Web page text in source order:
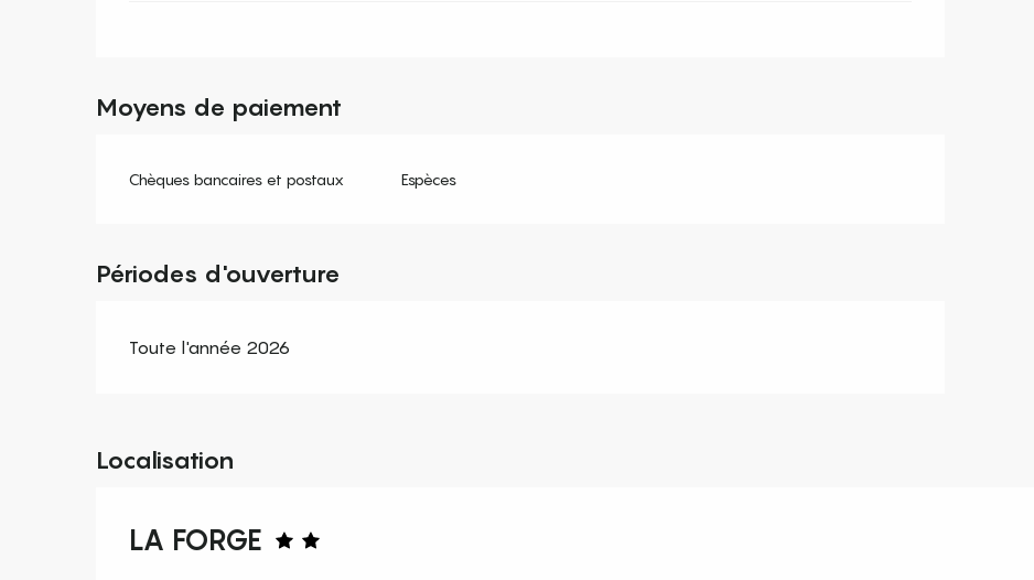
Moyens de paiement
Chèques bancaires et postaux Espèces
Périodes d'ouverture
Toute l'année 2026
Localisation
LA FORGE